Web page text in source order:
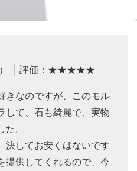
） │ 評価：★★★★★
きなのですが、このモル
して、石も綺麗で、実物
。
決してお安くはないです
提供してくれるので、今